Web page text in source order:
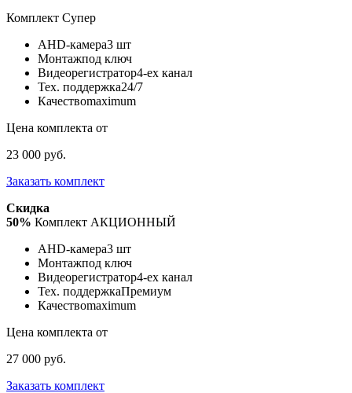
Комплект Супер
AHD-камера3 шт
Монтажпод ключ
Видеорегистратор4-ех канал
Тех. поддержка24/7
Качествоmaximum
Цена комплекта от
23 000 руб.
Заказать комплект
Скидка
50% Комплект АКЦИОННЫЙ
AHD-камера3 шт
Монтажпод ключ
Видеорегистратор4-ех канал
Тех. поддержкаПремиум
Качествоmaximum
Цена комплекта от
27 000 руб.
Заказать комплект